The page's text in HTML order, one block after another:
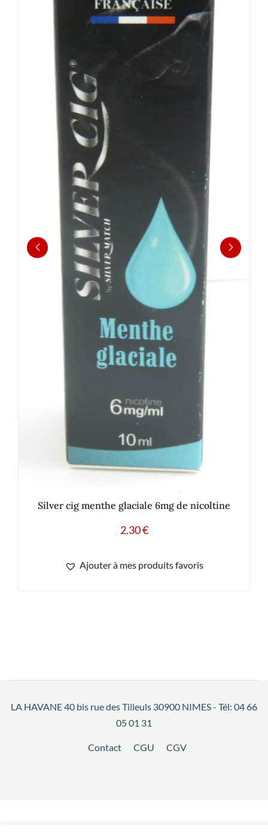
Silver cig menthe glaciale 6mg de nicoltine
2.30€
Ajouter à mes produits favoris
LA HAVANE 40 bis rue des Tilleuls 30900 NIMES - Tél: 04 66
05 01 31
Contact CGU CGV